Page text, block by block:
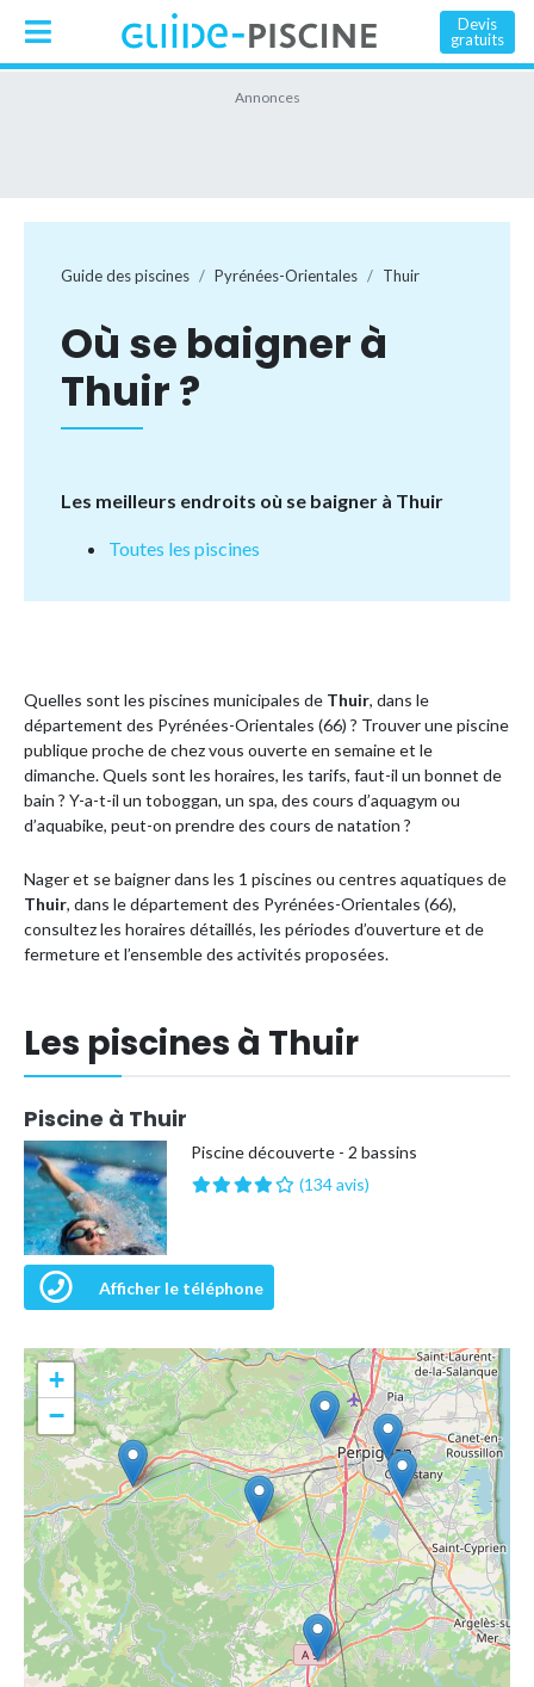
Devis
gratuits
Guide des piscines Pyrénées-Orientales Thuir
Où se baigner à
Thuir ?
Les meilleurs endroits où se baigner à Thuir
Toutes les piscines
Quelles sont les piscines municipales de Thuir, dans le
département des Pyrénées-Orientales (66) ? Trouver une piscine
publique proche de chez vous ouverte en semaine et le
dimanche. Quels sont les horaires, les tarifs, faut-il un bonnet de
bain ? Y-a-t-il un toboggan, un spa, des cours d’aquagym ou
d’aquabike, peut-on prendre des cours de natation ?
Nager et se baigner dans les 1 piscines ou centres aquatiques de
Thuir, dans le département des Pyrénées-Orientales (66),
consultez les horaires détaillés, les périodes d’ouverture et de
fermeture et l’ensemble des activités proposées.
Les piscines à Thuir
Piscine à Thuir
Piscine découverte - 2 bassins
(134 avis)
Afficher le téléphone
+
−